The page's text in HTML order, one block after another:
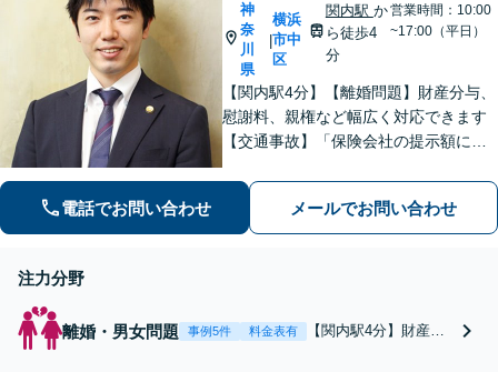
神
奈
川
県
|
横浜
市中
区
関内駅 か
ら徒歩4
分
営業時間：10:00
~17:00（平日）
【関内駅4分】【離婚問題】財産分与、
慰謝料、親権など幅広く対応できます
【交通事故】「保険会社の提示額に納
まい困惑している」などご相談くださ
い！【分割払いOK】【初回面談60分無
料】【休日・夜間面談可】
電話でお問い合わせ メールでお問い合わせ
注力分野
離婚・男女問題 事例5件 料金表有
【関内駅4分】財産分